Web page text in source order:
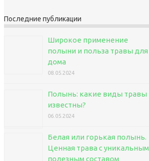
Последние публикации
Широкое применение
полыни и польза травы для
дома
08.05.2024
Полынь: какие виды травы
известны?
06.05.2024
Белая или горькая полынь.
Ценная трава с уникальным
полезным составом